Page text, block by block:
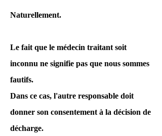
où ils ont mis un sac en plastique
haute voix, alors j'ai été surpris et
je me suis arrêté au bout
Naturellement.
Le fait que le médecin traitant soit
inconnu ne signifie pas que nous sommes
fautifs.
Dans ce cas, l'autre responsable doit
donner son consentement à la décision de
décharge.